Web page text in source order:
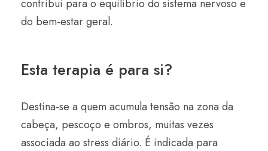
contribui para o equilíbrio do sistema nervoso e
do bem-estar geral.
Esta terapia é para si?
Destina-se a quem acumula tensão na zona da
cabeça, pescoço e ombros, muitas vezes
associada ao stress diário. É indicada para